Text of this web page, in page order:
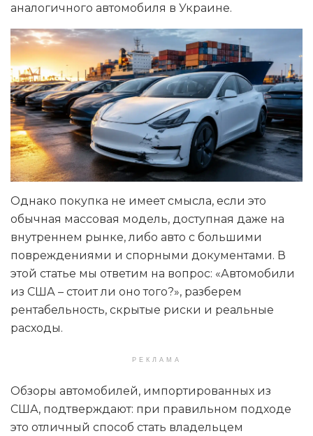
аналогичного автомобиля в Украине.
Однако покупка не имеет смысла, если это
обычная массовая модель, доступная даже на
внутреннем рынке, либо авто с большими
повреждениями и спорными документами. В
этой статье мы ответим на вопрос: «Автомобили
из США – стоит ли оно того?», разберем
рентабельность, скрытые риски и реальные
расходы.
РЕКЛАМА
Обзоры автомобилей, импортированных из
США, подтверждают: при правильном подходе
это отличный способ стать владельцем